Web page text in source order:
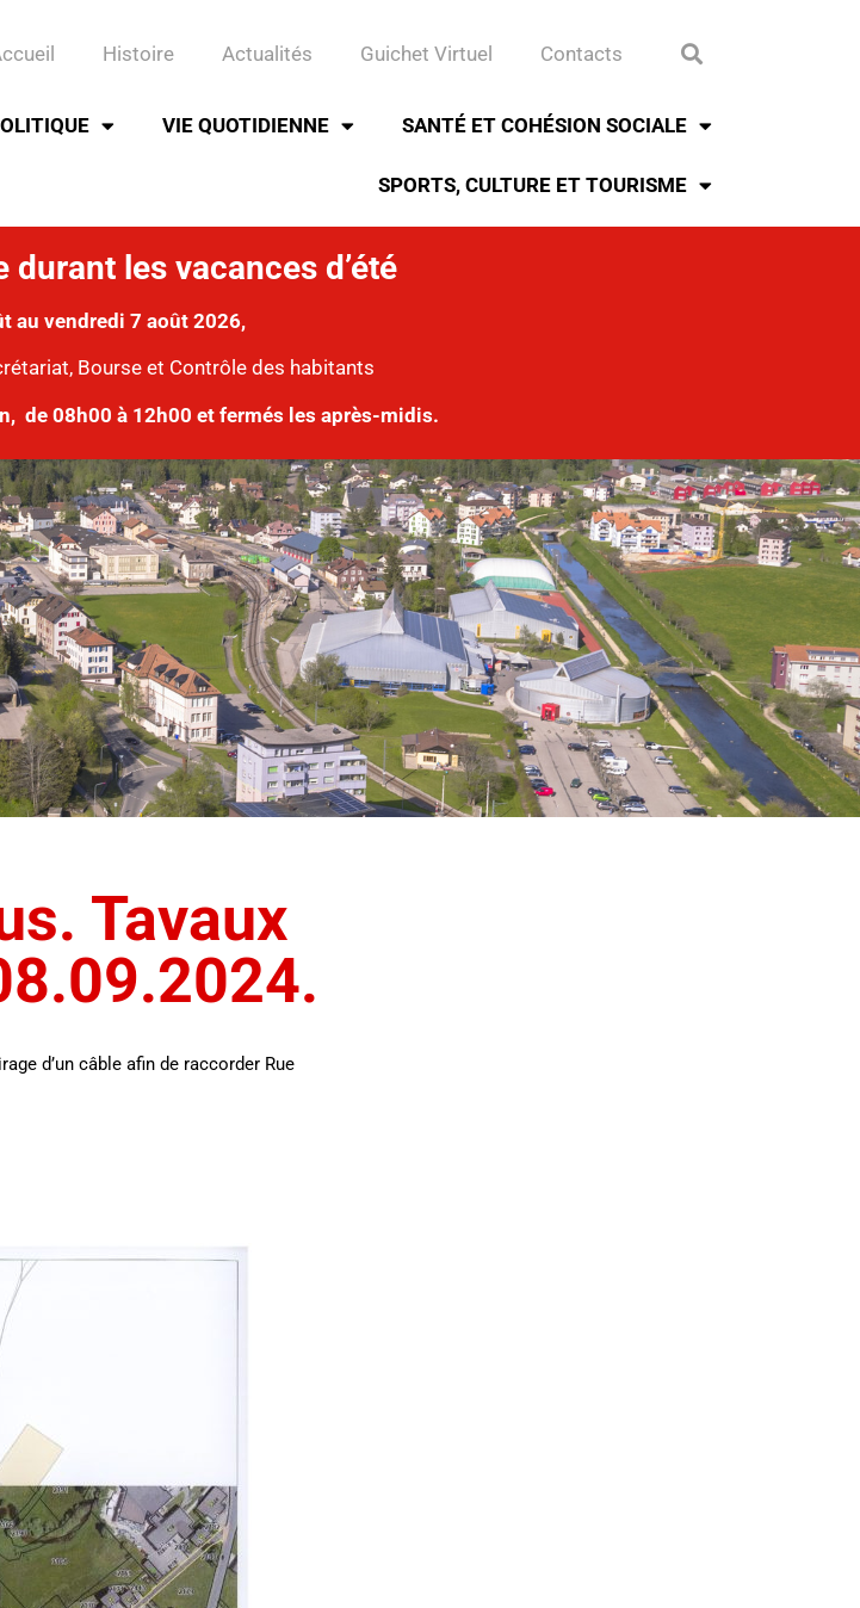
Histoire Actualités Guichet Virtuel Contacts
VIE QUOTIDIENNE SANTÉ ET COHÉSION SOCIALE
SPORTS, CULTURE ET TOURISME
durant les vacances d’été
au vendredi 7 août 2026,
Bourse et Contrôle des habitants
de 08h00 à 12h00 et fermés les après-midis.
Tavaux
d’un câble afin de raccorder Rue